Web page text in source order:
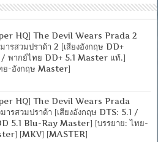
HQ] The Devil Wears Prada 2
ารสวมปราด้า 2 [เสียงอังกฤษ DD+
พากย์ไทย DD+ 5.1 Master แท้.]
ย-อังกฤษ Master]
HQ] The Devil Wears Prada
ารสวมปราด้า [เสียงอังกฤษ DTS: 5.1 /
5.1 Blu-Ray Master] [บรรยาย: ไทย-
[MKV] [MASTER]